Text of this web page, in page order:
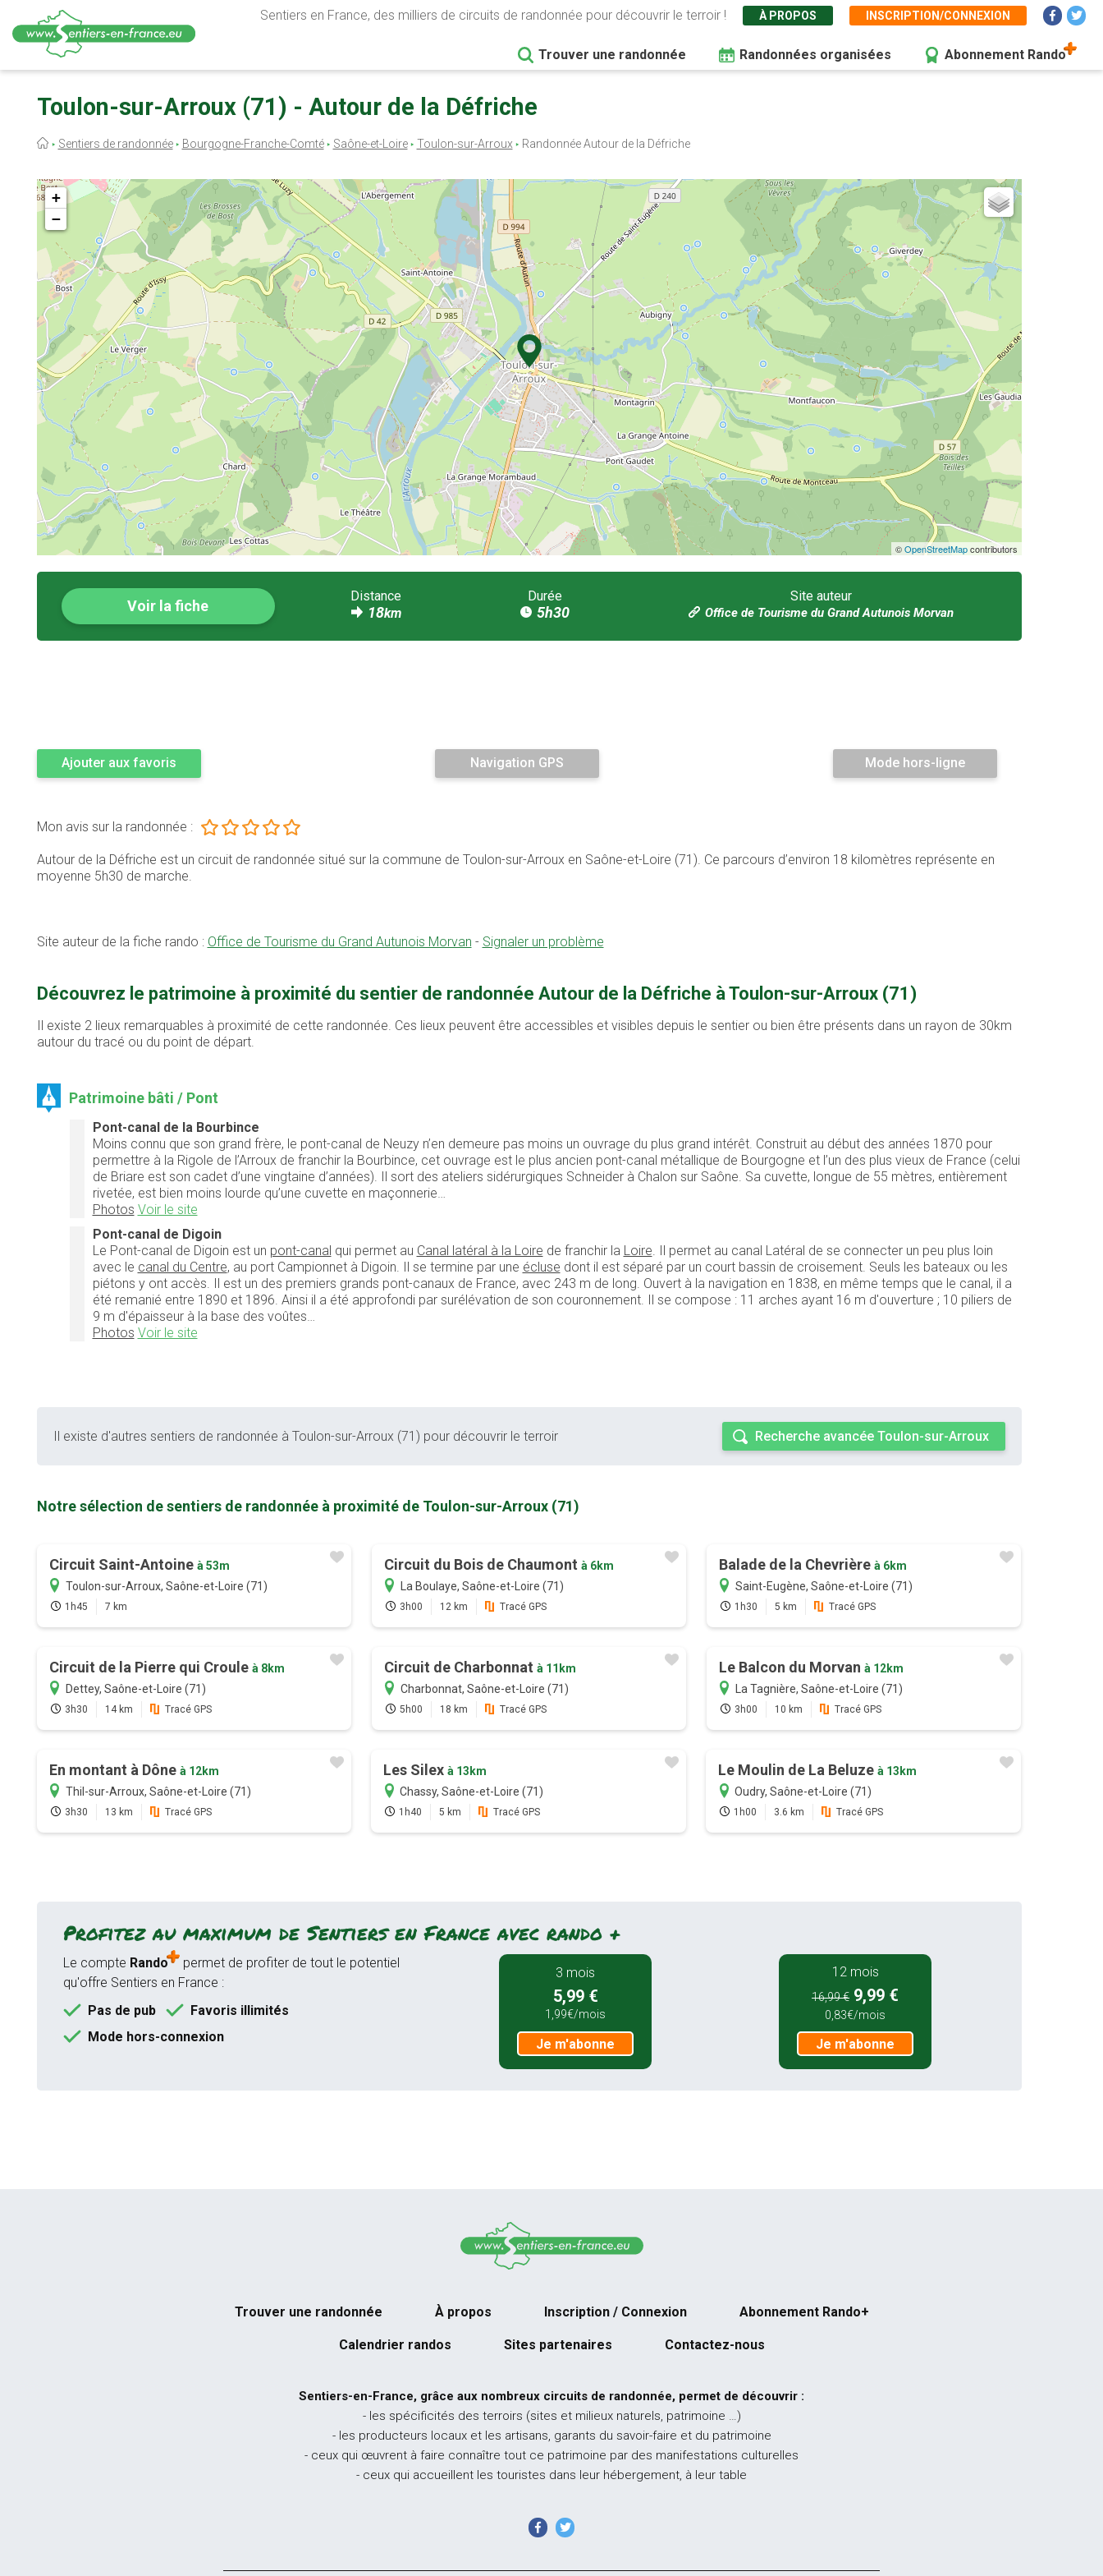
Sentiers en France, des milliers de circuits de randonnée pour découvrir le terroir ! À PROPOS INSCRIPTION/CONNEXION
Trouver une randonnée Randonnées organisées Abonnement Rando
Toulon-sur-Arroux (71) - Autour de la Défriche
Fil
Sentiers de randonnée Bourgogne-Franche-Comté Saône-et-Loire Toulon-sur-Arroux Randonnée Autour de la Défriche
+
−
©OpenStreetMapcontributors
Voir la fiche
Distance
18km
Durée
5h30
Site auteur
Office de Tourisme du Grand Autunois Morvan
Ajouter aux favoris Navigation GPS Mode hors-ligne
Mon avis sur la randonnée :
Autour de la Défriche est un circuit de randonnée situé sur la commune de Toulon-sur-Arroux en Saône-et-Loire (71). Ce parcours d’environ 18 kilomètres représente en
moyenne 5h30 de marche.
Site auteur de la fiche rando : Office de Tourisme du Grand Autunois Morvan - Signaler un problème
Découvrez le patrimoine à proximité du sentier de randonnée Autour de la Défriche à Toulon-sur-Arroux (71)
Il existe 2 lieux remarquables à proximité de cette randonnée. Ces lieux peuvent être accessibles et visibles depuis le sentier ou bien être présents dans un rayon de 30km
autour du tracé ou du point de départ.
Patrimoine bâti / Pont
Pont-canal de la Bourbince
Moins connu que son grand frère, le pont-canal de Neuzy n’en demeure pas moins un ouvrage du plus grand intérêt. Construit au début des années 1870 pour
permettre à la Rigole de l’Arroux de franchir la Bourbince, cet ouvrage est le plus ancien pont-canal métallique de Bourgogne et l’un des plus vieux de France (celui
de Briare est son cadet d’une vingtaine d’années). Il sort des ateliers sidérurgiques Schneider à Chalon sur Saône. Sa cuvette, longue de 55 mètres, entièrement
rivetée, est bien moins lourde qu’une cuvette en maçonnerie…
Photos Voir le site
Pont-canal de Digoin
Le Pont-canal de Digoin est un pont-canal qui permet au Canal latéral à la Loire de franchir la Loire. Il permet au canal Latéral de se connecter un peu plus loin
avec le canal du Centre, au port Campionnet à Digoin. Il se termine par une écluse dont il est séparé par un court bassin de croisement. Seuls les bateaux ou les
piétons y ont accès. Il est un des premiers grands pont-canaux de France, avec 243 m de long. Ouvert à la navigation en 1838, en même temps que le canal, il a
été remanié entre 1890 et 1896. Ainsi il a été approfondi par surélévation de son couronnement. Il se compose : 11 arches ayant 16 m d'ouverture ; 10 piliers de
9 m d'épaisseur à la base des voûtes…
Photos Voir le site
Il existe d'autres sentiers de randonnée à Toulon-sur-Arroux (71) pour découvrir le terroir Recherche avancée Toulon-sur-Arroux
Notre sélection de sentiers de randonnée à proximité de Toulon-sur-Arroux (71)
Circuit Saint-Antoine à 53m
Toulon-sur-Arroux, Saône-et-Loire (71)
1h45 7 km
Circuit du Bois de Chaumont à 6km
La Boulaye, Saône-et-Loire (71)
3h00 12 km Tracé GPS
Balade de la Chevrière à 6km
Saint-Eugène, Saône-et-Loire (71)
1h30 5 km Tracé GPS
Circuit de la Pierre qui Croule à 8km
Dettey, Saône-et-Loire (71)
3h30 14 km Tracé GPS
Circuit de Charbonnat à 11km
Charbonnat, Saône-et-Loire (71)
5h00 18 km Tracé GPS
Le Balcon du Morvan à 12km
La Tagnière, Saône-et-Loire (71)
3h00 10 km Tracé GPS
En montant à Dône à 12km
Thil-sur-Arroux, Saône-et-Loire (71)
3h30 13 km Tracé GPS
Les Silexà 13km
Chassy, Saône-et-Loire (71)
1h40 5 km Tracé GPS
Le Moulin de La Beluzeà 13km
Oudry, Saône-et-Loire (71)
1h00 3.6 km Tracé GPS
Profitez au maximum de Sentiers en France avec rando +
Le compte Rando
permet de profiter de tout le potentiel
qu'offre Sentiers en France :
Pas de pub
Favoris illimités
Mode hors-connexion
3 mois
5,99 €
1,99€/mois
Je m'abonne
12 mois
16,99 € 9,99 €
0,83€/mois
Je m'abonne
Trouver une randonnée À propos Inscription / Connexion Abonnement Rando+
Calendrier randos Sites partenaires Contactez-nous
Sentiers-en-France, grâce aux nombreux circuits de randonnée, permet de découvrir :
- les spécificités des terroirs (sites et milieux naturels, patrimoine …)
- les producteurs locaux et les artisans, garants du savoir-faire et du patrimoine
- ceux qui œuvrent à faire connaître tout ce patrimoine par des manifestations culturelles
- ceux qui accueillent les touristes dans leur hébergement, à leur table